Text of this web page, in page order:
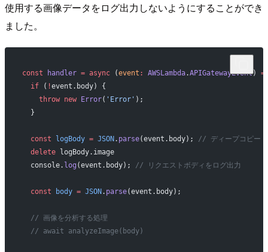
使用する画像データをログ出力しないようにすることができ
ました。
const handler = async (event : AWSLambda.APIGatewayEvent)
  if
( !event.body) {
    throw
new Error( 'Error' );
  }
  const
logBody = JSON. parse(event.body); // ディープコピー
  delete
logBody.image
  console.
log (event.body); // リクエストボディをログ出力
  const
body = JSON. parse(event.body);
  // 画像を分析する処理
  // await analyzeImage(body)